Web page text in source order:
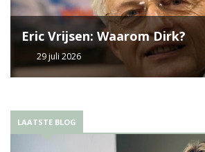
Eric Vrijsen: Waarom Dirk?
29 juli 2026
LAATSTE BLOG